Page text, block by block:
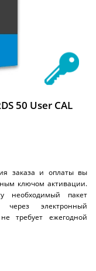
50 User CAL
заказа и оплаты вы
ключом активации.
необходимый пакет
электронный
требует ежегодной